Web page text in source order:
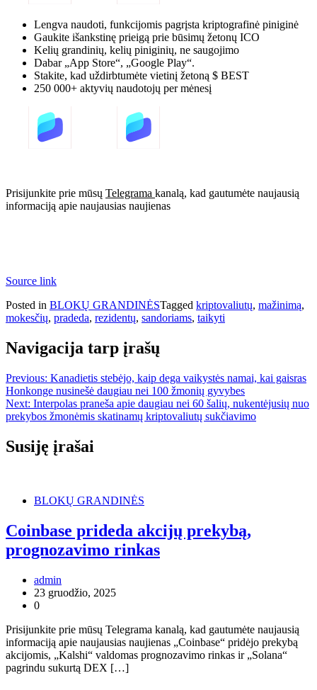
Lengva naudoti, funkcijomis pagrįsta kriptografinė piniginė
Gaukite išankstinę prieigą prie būsimų žetonų ICO
Kelių grandinių, kelių piniginių, ne saugojimo
Dabar „App Store“, „Google Play“.
Stakite, kad uždirbtumėte vietinį žetoną $ BEST
250 000+ aktyvių naudotojų per mėnesį
Prisijunkite prie mūsų Telegrama kanalą, kad gautumėte naujausią
informaciją apie naujausias naujienas
Source link
Posted in BLOKŲ GRANDINĖSTagged kriptovaliutų, mažinimą,
mokesčių, pradeda, rezidentų, sandoriams, taikyti
Navigacija tarp įrašų
Previous: Kanadietis stebėjo, kaip dega vaikystės namai, kai gaisras
Honkonge nusinešė daugiau nei 100 žmonių gyvybes
Next: Interpolas praneša apie daugiau nei 60 šalių, nukentėjusių nuo
prekybos žmonėmis skatinamų kriptovaliutų sukčiavimo
Susiję įrašai
BLOKŲ GRANDINĖS
Coinbase prideda akcijų prekybą,
prognozavimo rinkas
admin
23 gruodžio, 2025
0
Prisijunkite prie mūsų Telegrama kanalą, kad gautumėte naujausią
informaciją apie naujausias naujienas „Coinbase“ pridėjo prekybą
akcijomis, „Kalshi“ valdomas prognozavimo rinkas ir „Solana“
pagrindu sukurtą DEX […]